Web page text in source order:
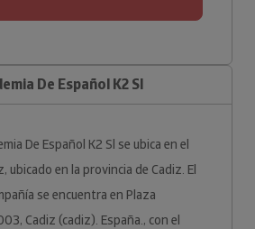
De Español K2 Sl
De Español K2 Sl se ubica en el
ubicado en la provincia de Cadiz. El
se encuentra en Plaza
Cadiz (cadiz). España., con el